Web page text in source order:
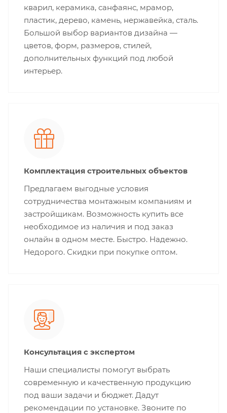
кварил, керамика, санфаянс, мрамор,
пластик, дерево, камень, нержавейка, сталь.
Большой выбор вариантов дизайна —
цветов, форм, размеров, стилей,
дополнительных функций под любой
интерьер.
Комплектация строительных объектов
Предлагаем выгодные условия
сотрудничества монтажным компаниям и
застройщикам. Возможность купить все
необходимое из наличия и под заказ
онлайн в одном месте. Быстро. Надежно.
Недорого. Скидки при покупке оптом.
Консультация с экспертом
Наши специалисты помогут выбрать
современную и качественную продукцию
под ваши задачи и бюджет. Дадут
рекомендации по установке. Звоните по